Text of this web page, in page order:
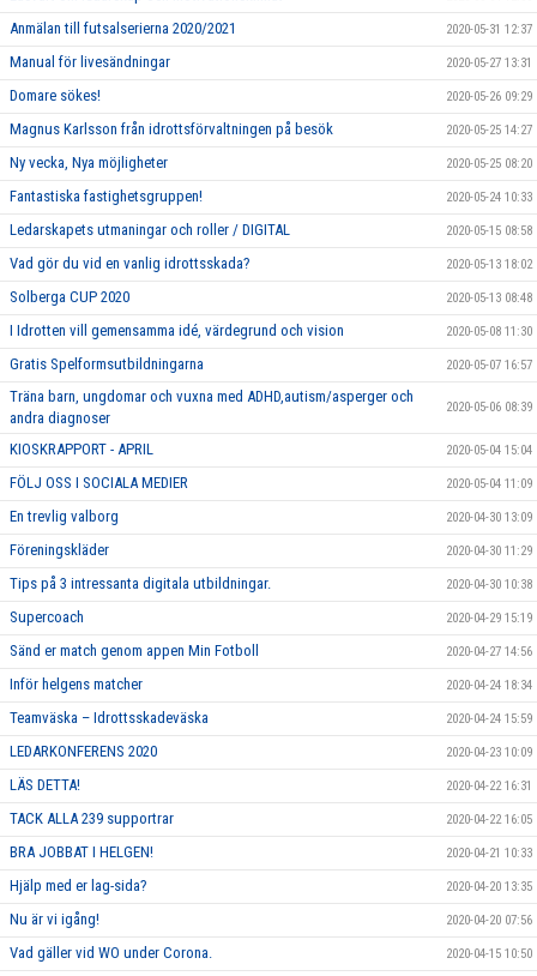
Anmälan till futsalserierna 2020/2021 2020-05-31 12:37
Manual för livesändningar 2020-05-27 13:31
Domare sökes! 2020-05-26 09:29
Magnus Karlsson från idrottsförvaltningen på besök 2020-05-25 14:27
Ny vecka, Nya möjligheter 2020-05-25 08:20
Fantastiska fastighetsgruppen! 2020-05-24 10:33
Ledarskapets utmaningar och roller / DIGITAL 2020-05-15 08:58
Vad gör du vid en vanlig idrottsskada? 2020-05-13 18:02
Solberga CUP 2020 2020-05-13 08:48
I Idrotten vill gemensamma idé, värdegrund och vision 2020-05-08 11:30
Gratis Spelformsutbildningarna 2020-05-07 16:57
Träna barn, ungdomar och vuxna med ADHD,autism/asperger och
andra diagnoser
2020-05-06 08:39
KIOSKRAPPORT - APRIL 2020-05-04 15:04
FÖLJ OSS I SOCIALA MEDIER 2020-05-04 11:09
En trevlig valborg 2020-04-30 13:09
Föreningskläder 2020-04-30 11:29
Tips på 3 intressanta digitala utbildningar. 2020-04-30 10:38
Supercoach 2020-04-29 15:19
Sänd er match genom appen Min Fotboll 2020-04-27 14:56
Inför helgens matcher 2020-04-24 18:34
Teamväska – Idrottsskadeväska 2020-04-24 15:59
LEDARKONFERENS 2020 2020-04-23 10:09
LÄS DETTA! 2020-04-22 16:31
TACK ALLA 239 supportrar 2020-04-22 16:05
BRA JOBBAT I HELGEN! 2020-04-21 10:33
Hjälp med er lag-sida? 2020-04-20 13:35
Nu är vi igång! 2020-04-20 07:56
Vad gäller vid WO under Corona. 2020-04-15 10:50